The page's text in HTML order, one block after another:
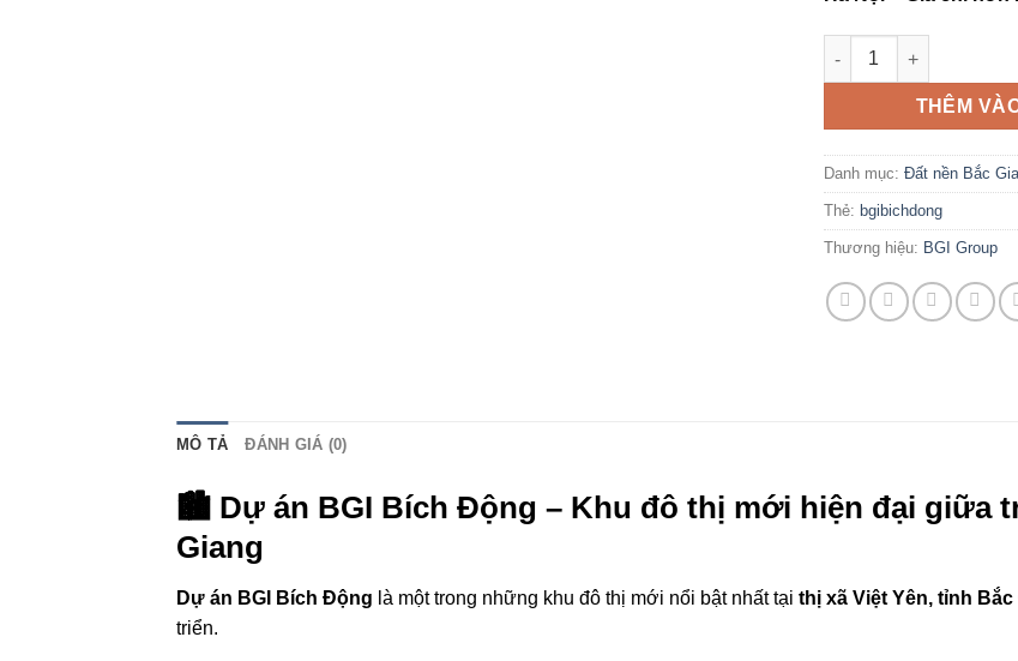
Dự án BGI Bích Động
THÊM
Danh mục: Đất nền Bắc
Thẻ: bgibichdong
Thương hiệu: BGI Group
MÔ TẢ ĐÁNH GIÁ (0)
🏙️ Dự án BGI Bích Động – Khu đô thị mới hiện đại giữa
Giang
Dự án BGI Bích Động là một trong những khu đô thị mới nổi bật nhất tại thị xã Việt Yên, tỉnh Bắc
triển.